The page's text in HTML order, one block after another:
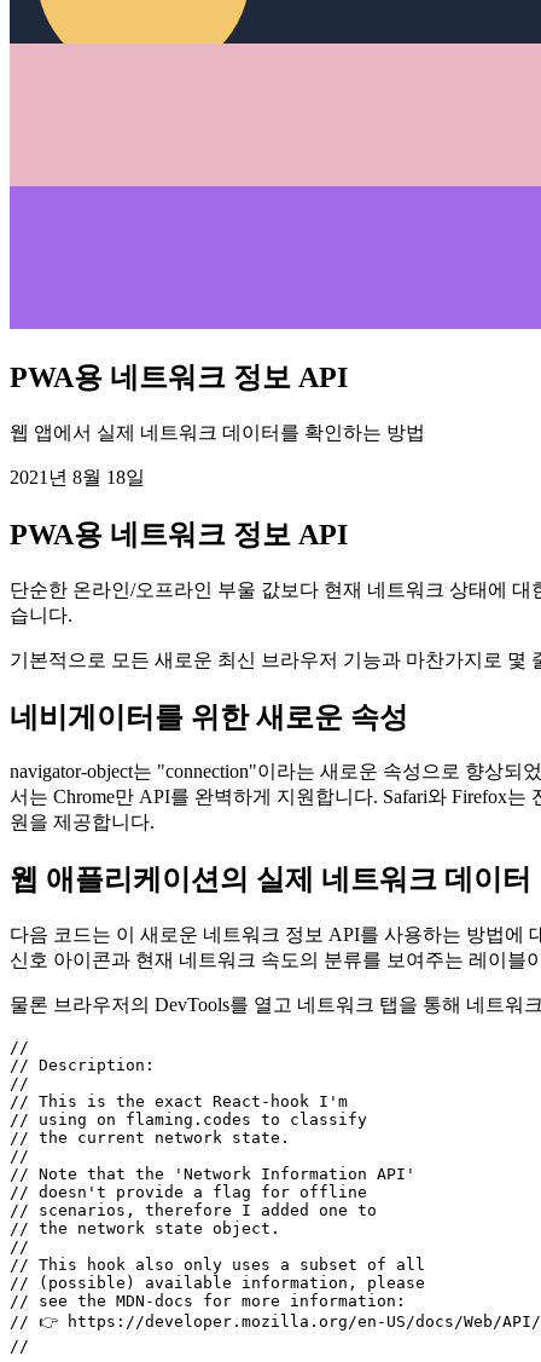
PWA용 네트워크 정보 API
2021년 8월 18일
PWA용 네트워크 정보 API
단순한 온라인/오프라인 부울 값보다 현재 네트워크 상태에
기본적으로 모든 새로운 최신 브라우저 기능과 마찬가지로
네비게이터를 위한 새로운 속성
navigator-object는 "connection"이라는 새로운 속성으로 향상
서는 Chrome만 API를 완벽하게 지원합니다. Safari와 Firefox
원을 제공합니다.
웹 애플리케이션의 실제 네트워크 데이터
다음 코드는 이 새로운 네트워크 정보 API를 사용하는 방법에
물론 브라우저의 DevTools를 열고 네트워크 탭을 통해 네트
//
// Description:
//
// This is the exact React-hook I'm
// using on flaming.codes to classify
// the current network state.
//
// Note that the 'Network Information API'
// doesn't provide a flag for offline
// scenarios, therefore I added one to
// the network state object.
//
// This hook also only uses a subset of all
// (possible) available information, please